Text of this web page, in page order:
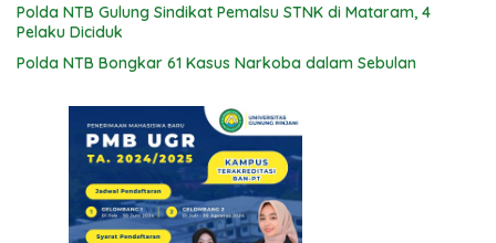
Polda NTB Gulung Sindikat Pemalsu STNK di Mataram, 4
Pelaku Diciduk
Polda NTB Bongkar 61 Kasus Narkoba dalam Sebulan